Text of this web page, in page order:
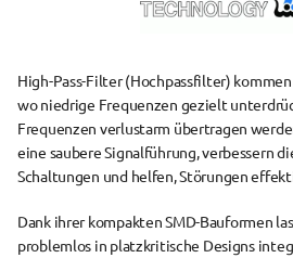
High-Pass-Filter (Hochpassfilter)
wo niedrige Frequenzen gezielt
Frequenzen verlustarm übertragen
eine saubere Signalführung, verbessern
Schaltungen und helfen, Störungen
Dank ihrer kompakten SMD-Bauformen
problemlos in platzkritische Designs